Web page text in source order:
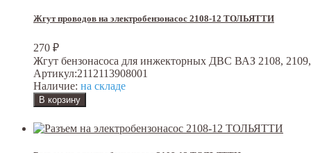
Жгут проводов на электробензонасос 2108-12 ТОЛЬЯТТИ
270 ₽
Жгут бензонасоса для инжекторных ДВС ВАЗ 2108, 2109,
Артикул:2112113908001
Наличие: на складе